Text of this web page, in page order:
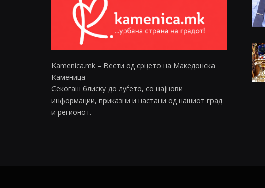
Kamenica.mk – Вести од срцето на Македонска
Каменица
Секогаш блиску до луѓето, со најнови
информации, приказни и настани од нашиот град
и регионот.